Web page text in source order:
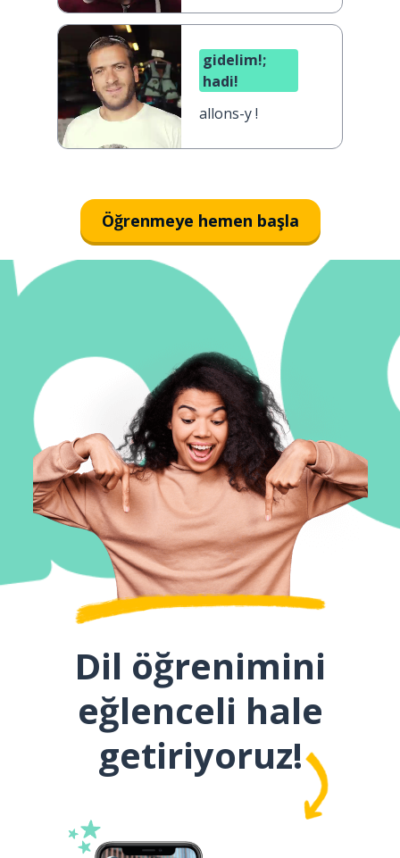
gidelim!;
hadi!
allons-y !
Öğrenmeye hemen başla
Dil öğrenimini
eğlenceli hale
getiriyoruz!